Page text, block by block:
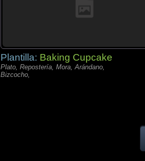
Plantilla: Baking Cupcake
Plato, Repostería, Mora, Arándano,
Bizcocho,